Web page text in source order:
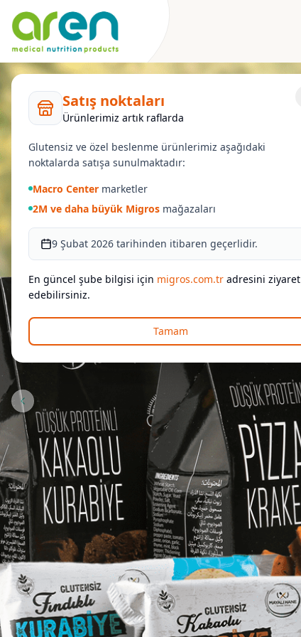
Satış noktaları
Ürünlerimiz artık raflarda
Glutensiz ve özel beslenme ürünlerimiz aşağıdaki
noktalarda satışa sunulmaktadır:
Macro Center marketler
2M ve daha büyük Migros mağazaları
9 Şubat 2026 tarihinden itibaren geçerlidir.
En güncel şube bilgisi için migros.com.tr adresini ziyaret
edebilirsiniz.
Tamam
Önceki slide